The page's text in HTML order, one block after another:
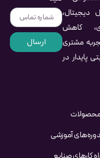
کاهش
مشتری
پایدار در
ارسال
دوره‌های آموزشی